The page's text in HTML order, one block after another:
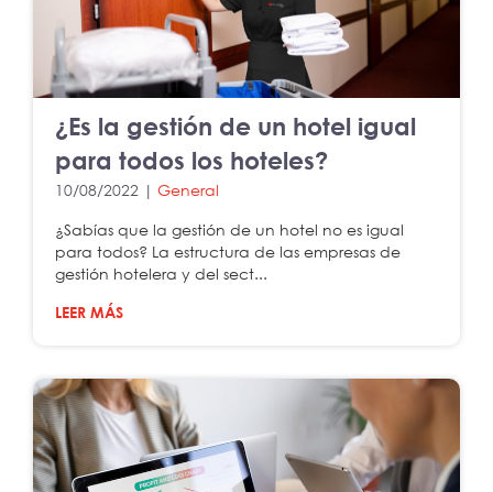
¿Es la gestión de un hotel igual
para todos los hoteles?
10/08/2022 | General
¿Sabías que la gestión de un hotel no es igual
para todos? La estructura de las empresas de
gestión hotelera y del sect...
LEER MÁS